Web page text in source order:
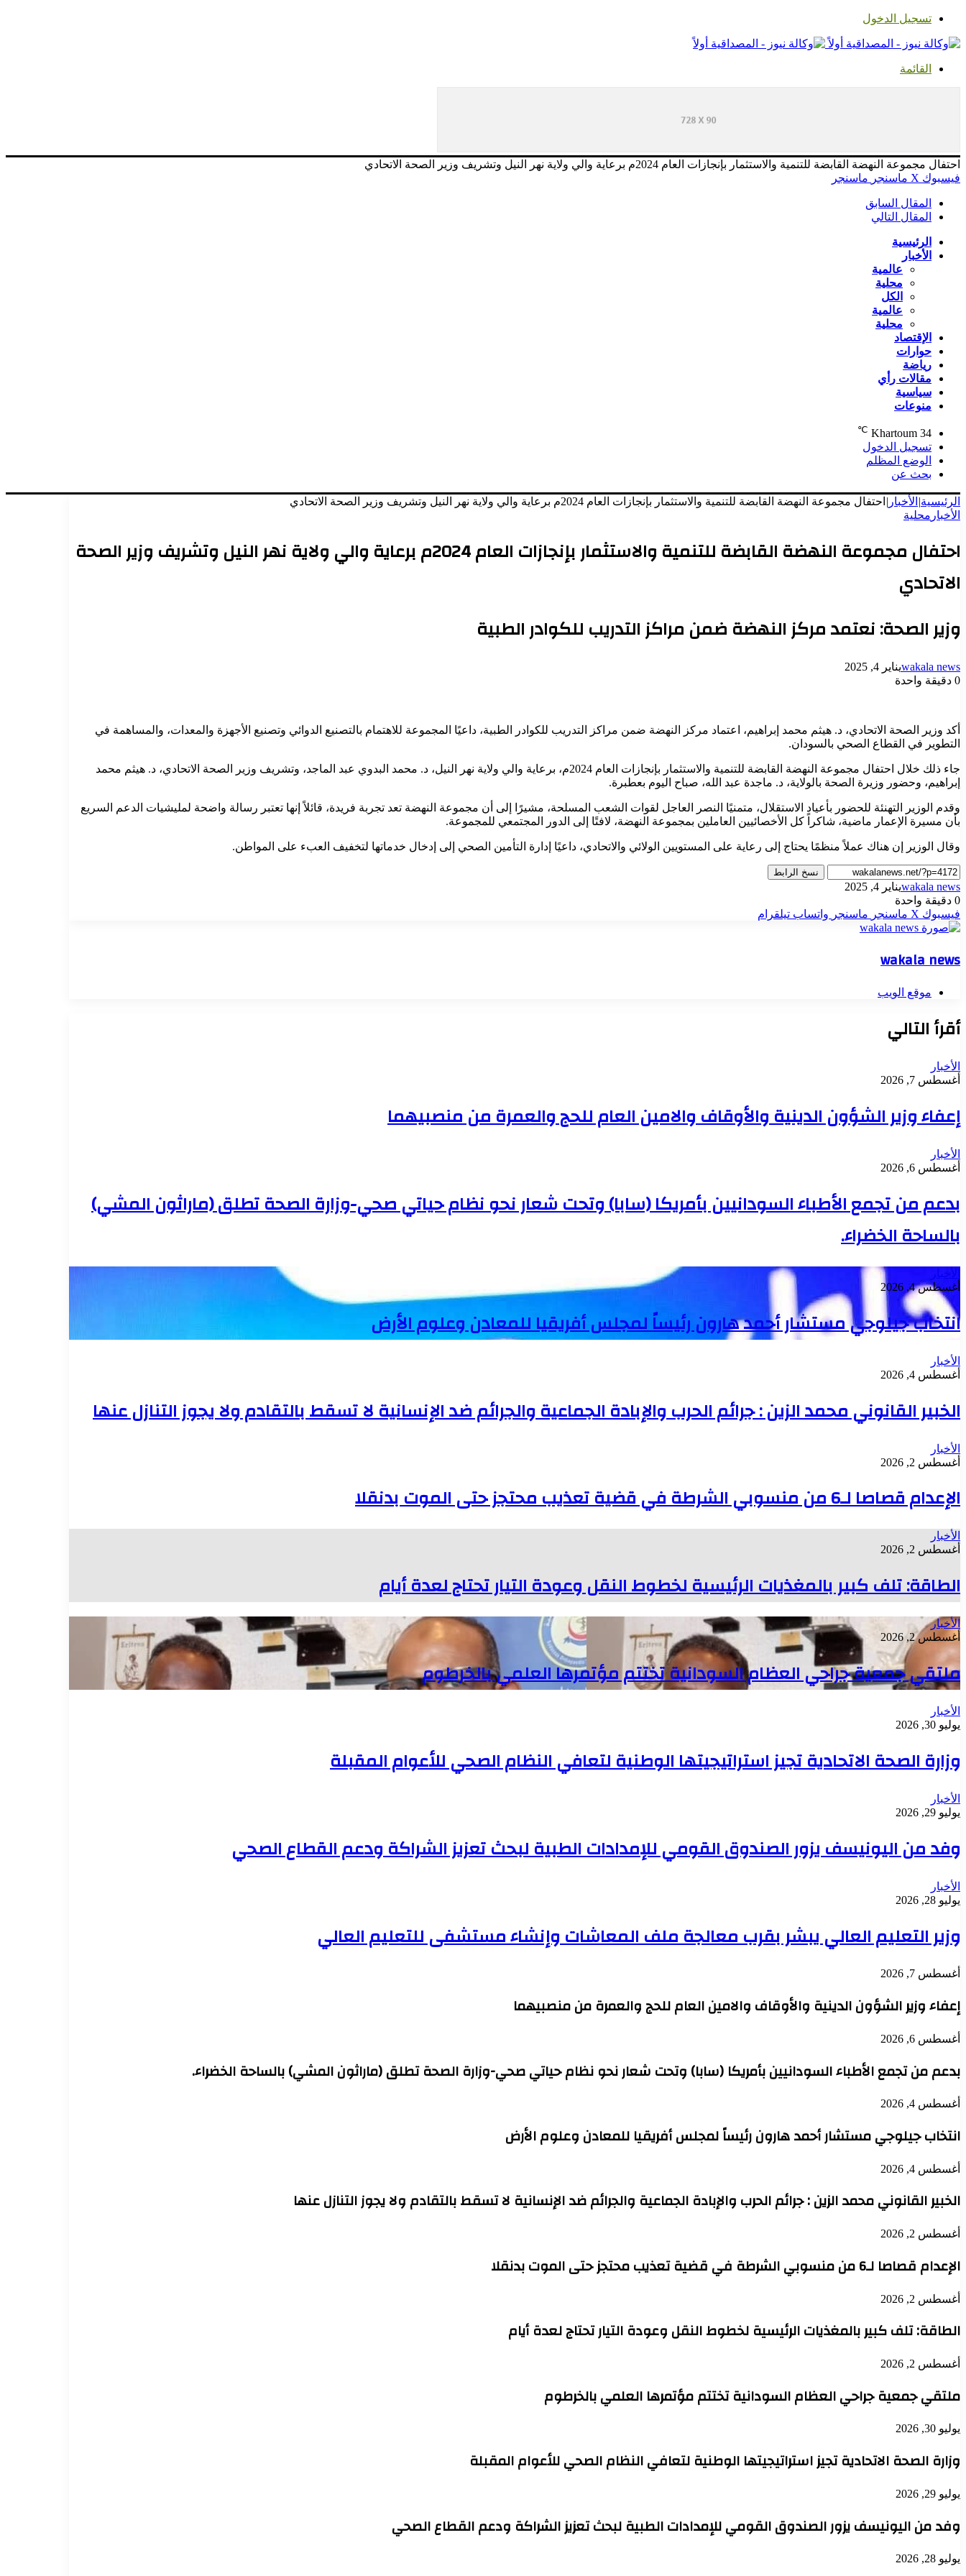
تسجيل الدخول
القائمة
احتفال مجموعة النهضة القابضة للتنمية والاستثمار بإنجازات العام 2024م برعاية والي ولاية نهر النيل وتشريف وزير الصحة الاتحادي
فيسبوك ‫X ماسنجر ماسنجر
المقال السابق
المقال التالي
الرئيسية
الأخبار
عالمية
محلية
الكل
عالمية
محلية
الإقتصاد
حوارات
رياضة
مقالات رأي
سياسية
منوعات
Khartoum 34
℃
تسجيل الدخول
الوضع المظلم
بحث عن
الرئيسية| الأخبار | احتفال مجموعة النهضة القابضة للتنمية والاستثمار بإنجازات العام 2024م برعاية والي ولاية نهر النيل وتشريف وزير الصحة الاتحادي
الأخبار محلية
احتفال مجموعة النهضة القابضة للتنمية والاستثمار بإنجازات العام 2024م برعاية والي ولاية نهر النيل وتشريف وزير الصحة
الاتحادي
وزير الصحة: نعتمد مركز النهضة ضمن مراكز التدريب للكوادر الطبية
wakala newsيناير 4, 2025
0 دقيقة واحدة
أكد وزير الصحة الاتحادي، د. هيثم محمد إبراهيم، اعتماد مركز النهضة ضمن مراكز التدريب للكوادر الطبية، داعيًا المجموعة للاهتمام بالتصنيع الدوائي وتصنيع الأجهزة والمعدات، والمساهمة في
التطوير في القطاع الصحي بالسودان.
جاء ذلك خلال احتفال مجموعة النهضة القابضة للتنمية والاستثمار بإنجازات العام 2024م، برعاية والي ولاية نهر النيل، د. محمد البدوي عبد الماجد، وتشريف وزير الصحة الاتحادي، د. هيثم محمد
إبراهيم، وحضور وزيرة الصحة بالولاية، د. ماجدة عبد الله، صباح اليوم بعطبرة.
وقدم الوزير التهنئة للحضور بأعياد الاستقلال، متمنيًا النصر العاجل لقوات الشعب المسلحة، مشيرًا إلى أن مجموعة النهضة تعد تجربة فريدة، قائلاً إنها تعتبر رسالة واضحة لمليشيات الدعم السريع
بأن مسيرة الإعمار ماضية، شاكراً كل الأخصائيين العاملين بمجموعة النهضة، لافتًا إلى الدور المجتمعي للمجموعة.
وقال الوزير إن هناك عملاً منظمًا يحتاج إلى رعاية على المستويين الولائي والاتحادي، داعيًا إدارة التأمين الصحي إلى إدخال خدماتها لتخفيف العبء على المواطن.
نسخ الرابط
wakala newsيناير 4, 2025
0 دقيقة واحدة
فيسبوك ‫X ماسنجر ماسنجر واتساب تيلقرام
wakala news
موقع الويب
أقرأ التالي
الأخبار
أغسطس 7, 2026
إعفاء وزير الشؤون الدينية والأوقاف والامين العام للحج والعمرة من منصبيهما
الأخبار
أغسطس 6, 2026
بدعم من تجمع الأطباء السودانيين بأمريكا (سابا) وتحت شعار نحو نظام حياتي صحي-وزارة الصحة تطلق (ماراثون المشي)
بالساحة الخضراء.
الأخبار
أغسطس 4, 2026
انتخاب جيلوجي مستشار أحمد هارون رئيساً لمجلس أفريقيا للمعادن وعلوم الأرض
الأخبار
أغسطس 4, 2026
الخبير القانوني محمد الزين : جرائم الحرب والإبادة الجماعية والجرائم ضد الإنسانية لا تسقط بالتقادم ولا يجوز التنازل عنها
الأخبار
أغسطس 2, 2026
الإعدام قصاصا لـ6 من منسوبي الشرطة في قضية تعذيب محتجز حتى الموت بدنقلا
الأخبار
أغسطس 2, 2026
الطاقة: تلف كبير بالمغذيات الرئيسية لخطوط النقل وعودة التيار تحتاج لعدة أيام
الأخبار
أغسطس 2, 2026
ملتقي جمعية جراحي العظام السودانية تختتم مؤتمرها العلمي بالخرطوم
الأخبار
يوليو 30, 2026
وزارة الصحة الاتحادية تجيز استراتيجيتها الوطنية لتعافي النظام الصحي للأعوام المقبلة
الأخبار
يوليو 29, 2026
وفد من اليونيسف يزور الصندوق القومي للإمدادات الطبية لبحث تعزيز الشراكة ودعم القطاع الصحي
الأخبار
يوليو 28, 2026
وزير التعليم العالي يبشر بقرب معالجة ملف المعاشات وإنشاء مستشفى للتعليم العالي
أغسطس 7, 2026
إعفاء وزير الشؤون الدينية والأوقاف والامين العام للحج والعمرة من منصبيهما
أغسطس 6, 2026
بدعم من تجمع الأطباء السودانيين بأمريكا (سابا) وتحت شعار نحو نظام حياتي صحي-وزارة الصحة تطلق (ماراثون المشي) بالساحة الخضراء.
أغسطس 4, 2026
انتخاب جيلوجي مستشار أحمد هارون رئيساً لمجلس أفريقيا للمعادن وعلوم الأرض
أغسطس 4, 2026
الخبير القانوني محمد الزين : جرائم الحرب والإبادة الجماعية والجرائم ضد الإنسانية لا تسقط بالتقادم ولا يجوز التنازل عنها
أغسطس 2, 2026
الإعدام قصاصا لـ6 من منسوبي الشرطة في قضية تعذيب محتجز حتى الموت بدنقلا
أغسطس 2, 2026
الطاقة: تلف كبير بالمغذيات الرئيسية لخطوط النقل وعودة التيار تحتاج لعدة أيام
أغسطس 2, 2026
ملتقي جمعية جراحي العظام السودانية تختتم مؤتمرها العلمي بالخرطوم
يوليو 30, 2026
وزارة الصحة الاتحادية تجيز استراتيجيتها الوطنية لتعافي النظام الصحي للأعوام المقبلة
يوليو 29, 2026
وفد من اليونيسف يزور الصندوق القومي للإمدادات الطبية لبحث تعزيز الشراكة ودعم القطاع الصحي
يوليو 28, 2026